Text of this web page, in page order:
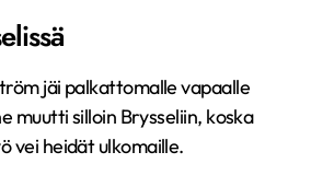
jäi palkattomalle vapaalle
muutti silloin Brysseliin, koska
vei heidät ulkomaille.